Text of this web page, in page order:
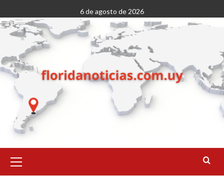
al
contenido
6 de agosto de 2026
primario